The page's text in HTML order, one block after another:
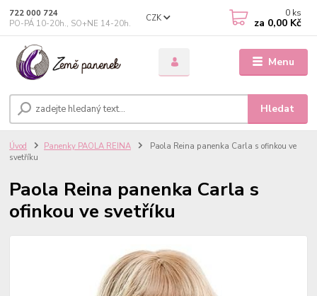
Menu
CZK
Hledat
722 000 724
PO-PÁ 10-20h., SO+NE 14-20h.
0 ks
za 0,00 Kč
Úvod Panenky PAOLA REINA
Paola Reina panenka Carla s ofinkou ve
svetříku
Paola Reina panenka Carla s
ofinkou ve svetříku